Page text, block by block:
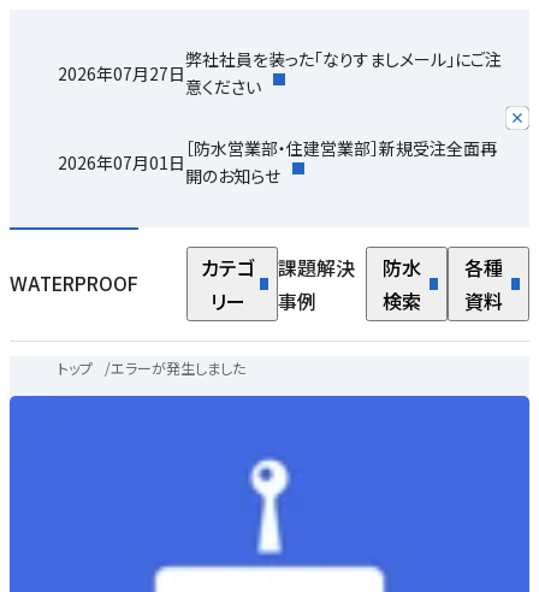
2026年07月27日
弊社社員を装った「なりすましメール」にご注
意ください
2026年07月01日
［防水営業部・住建営業部］新規受注全面再
開のお知らせ
WATERPROOF
カテゴ
リー
課題解決
事例
防水
検索
各種
資料
トップ /エラーが発生しました